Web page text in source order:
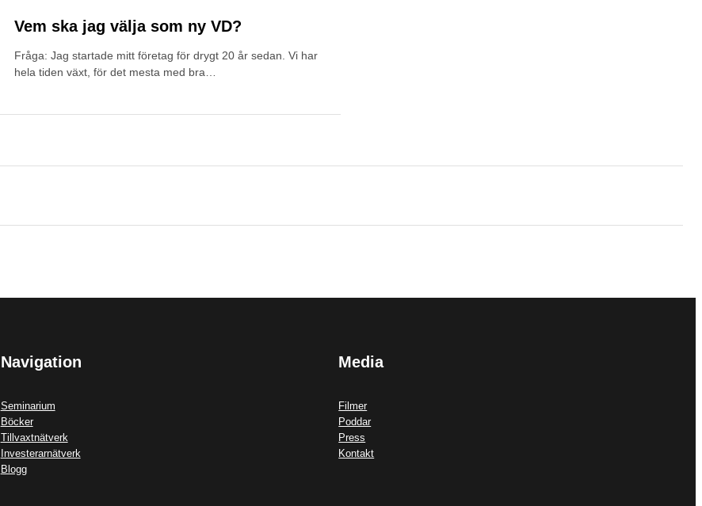
Vem ska jag välja som ny VD?
Fråga: Jag startade mitt företag för drygt 20 år sedan. Vi har
hela tiden växt, för det mesta med bra…
Navigation
Seminarium
Böcker
Tillvaxtnätverk
Investerarnätverk
Blogg
Media
Filmer
Poddar
Press
Kontakt